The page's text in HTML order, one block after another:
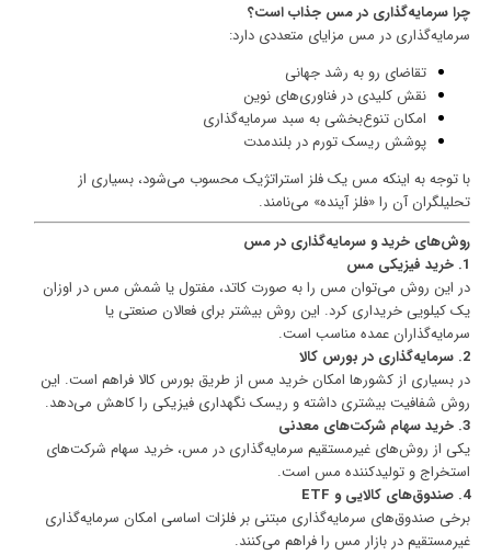
چرا سرمایه‌گذاری در مس جذاب است؟
سرمایه‌گذاری در مس مزایای متعددی دارد:
تقاضای رو به رشد جهانی
نقش کلیدی در فناوری‌های نوین
امکان تنوع‌بخشی به سبد سرمایه‌گذاری
پوشش ریسک تورم در بلندمدت
با توجه به اینکه مس یک فلز استراتژیک محسوب می‌شود، بسیاری از
تحلیلگران آن را «فلز آینده» می‌نامند.
روش‌های خرید و سرمایه‌گذاری در مس
1. خرید فیزیکی مس
در این روش می‌توان مس را به صورت کاتد، مفتول یا شمش مس در اوزان
یک کیلویی خریداری کرد. این روش بیشتر برای فعالان صنعتی یا
سرمایه‌گذاران عمده مناسب است.
2. سرمایه‌گذاری در بورس کالا
در بسیاری از کشورها امکان خرید مس از طریق بورس کالا فراهم است. این
روش شفافیت بیشتری داشته و ریسک نگهداری فیزیکی را کاهش می‌دهد.
3. خرید سهام شرکت‌های معدنی
یکی از روش‌های غیرمستقیم سرمایه‌گذاری در مس، خرید سهام شرکت‌های
استخراج و تولیدکننده مس است.
4. صندوق‌های کالایی و ETF
برخی صندوق‌های سرمایه‌گذاری مبتنی بر فلزات اساسی امکان سرمایه‌گذاری
غیرمستقیم در بازار مس را فراهم می‌کنند.